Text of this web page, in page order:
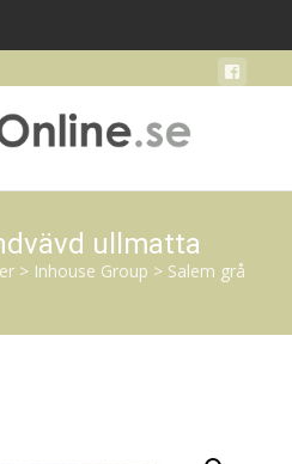
ullmatta
> Inhouse Group > Salem grå